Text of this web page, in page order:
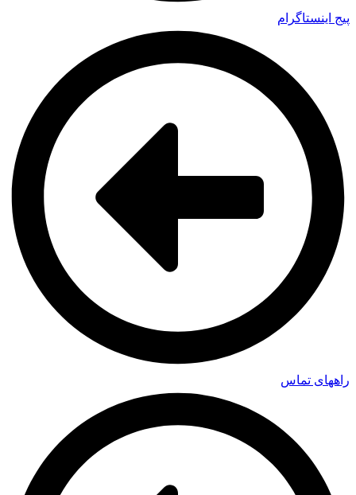
پیج اینستاگرام
راههای تماس